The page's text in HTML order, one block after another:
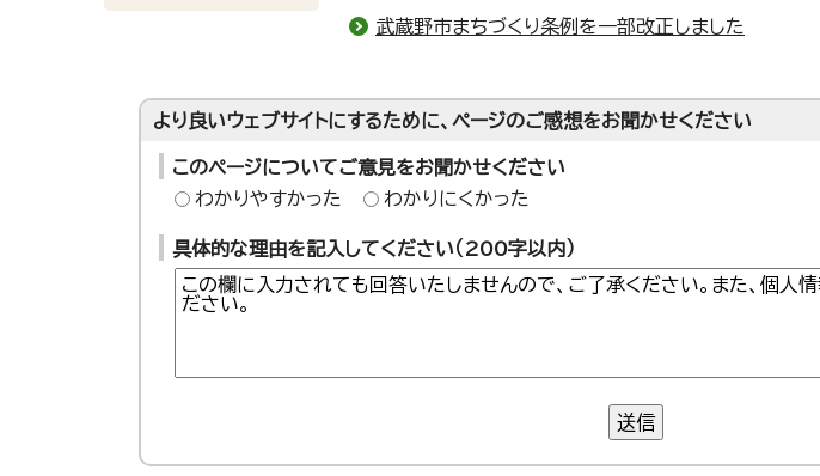
武蔵野市まちづくり条例を一部改正しました
より良いウェブサイトにするために、ページのご感想をお聞かせください
このページについてご意見をお聞かせください
わかりやすかった
わかりにくかった
具体的な理由を記入してください（200字以内）
送信